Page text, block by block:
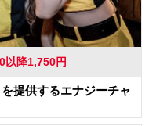
以降1,750円
提供するエナジーチャ